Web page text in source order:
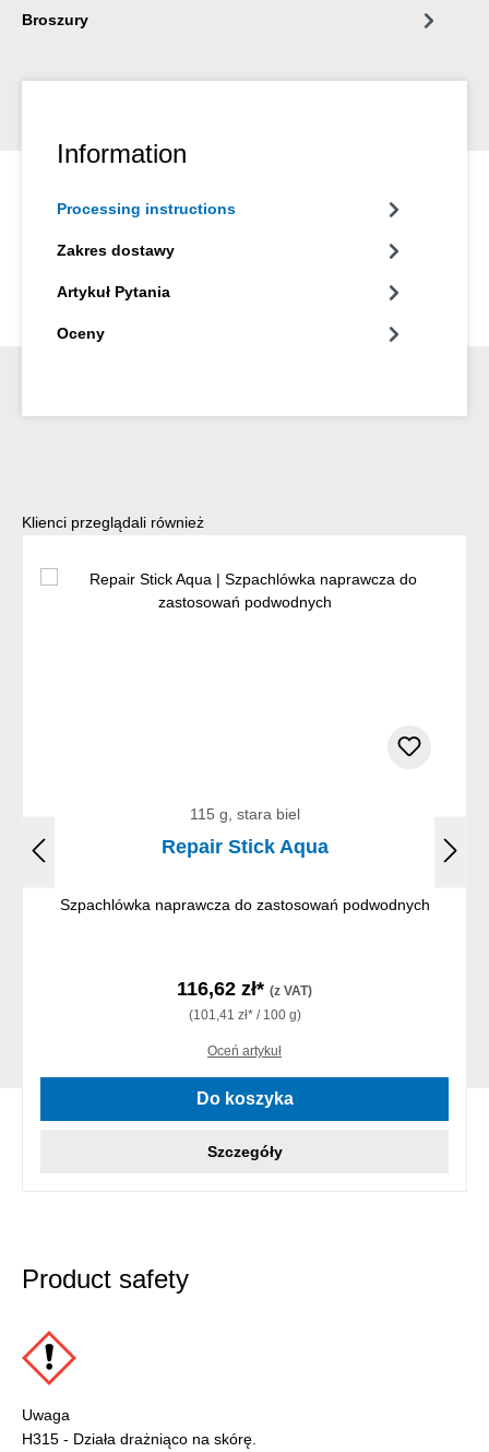
Broszury
Information
Processing instructions
Zakres dostawy
Artykuł Pytania
Oceny
Pomiń galerię produktów
Klienci przeglądali również
115 g, stara biel
Repair Stick Aqua
Szpachlówka naprawcza do zastosowań podwodnych
116,62 zł* (z VAT)
(101,41 zł* / 100 g)
Oceń artykuł
Do koszyka
Szczegóły
Product safety
Uwaga
H315 - Działa drażniąco na skórę.